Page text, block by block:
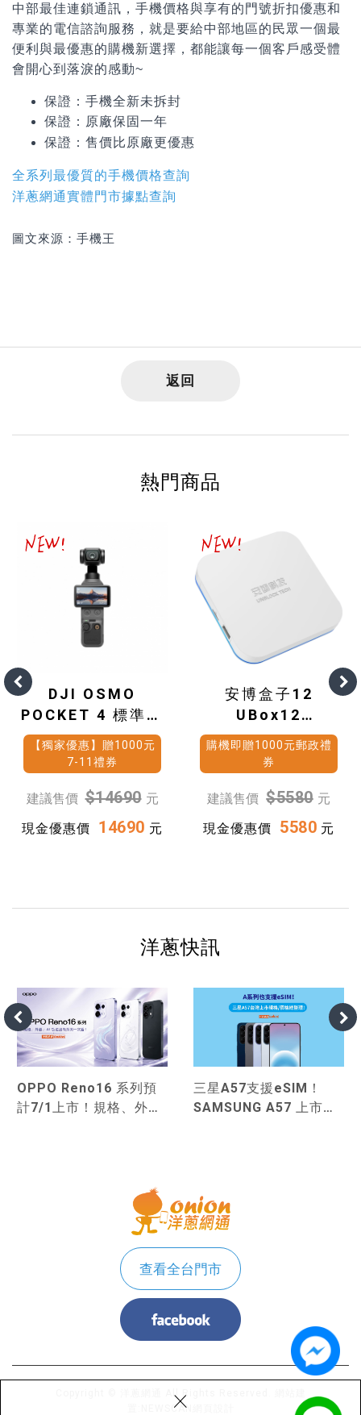
×
中部最佳連鎖通訊，手機價格與享有的門號折扣優惠和
專業的電信諮詢服務，就是要給中部地區的民眾一個最
便利與最優惠的購機新選擇，都能讓每一個客戶感受體
會開心到落淚的感動~
保證：手機全新未拆封
保證：原廠保固一年
保證： 售價比原廠更優惠
全系列最優質的手機價格查詢
洋蔥網通實體門市據點查詢
圖文來源：手機王
返回
熱門商品
DJI OSMO
POCKET 4 標準套
裝
【獨家優惠】贈1000元
7-11禮券
建議售價 $14690 元
現金優惠價
14690 元
安博盒子12
UBox12
(4G+64G)
購機即贈1000元郵政禮
券
建議售價 $5580 元
現金優惠價
5580 元
洋蔥快訊
OPPO Reno16 系列預
計7/1上市！規格、外
三星A57支援eSIM！
SAMSUNG A57 上市規
查看全台門市
Copyright © 洋蔥網通 All Rights Reserved.
NEWSCAN網頁設計